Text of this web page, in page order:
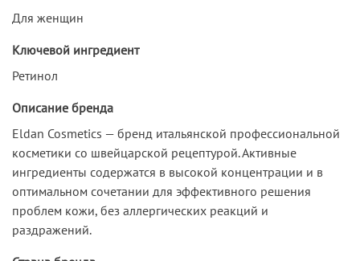
Для женщин
Ключевой ингредиент
Ретинол
Описание бренда
Eldan Cosmetics — бренд итальянской профессиональной
косметики со швейцарской рецептурой. Активные
ингредиенты содержатся в высокой концентрации и в
оптимальном сочетании для эффективного решения
проблем кожи, без аллергических реакций и
раздражений.